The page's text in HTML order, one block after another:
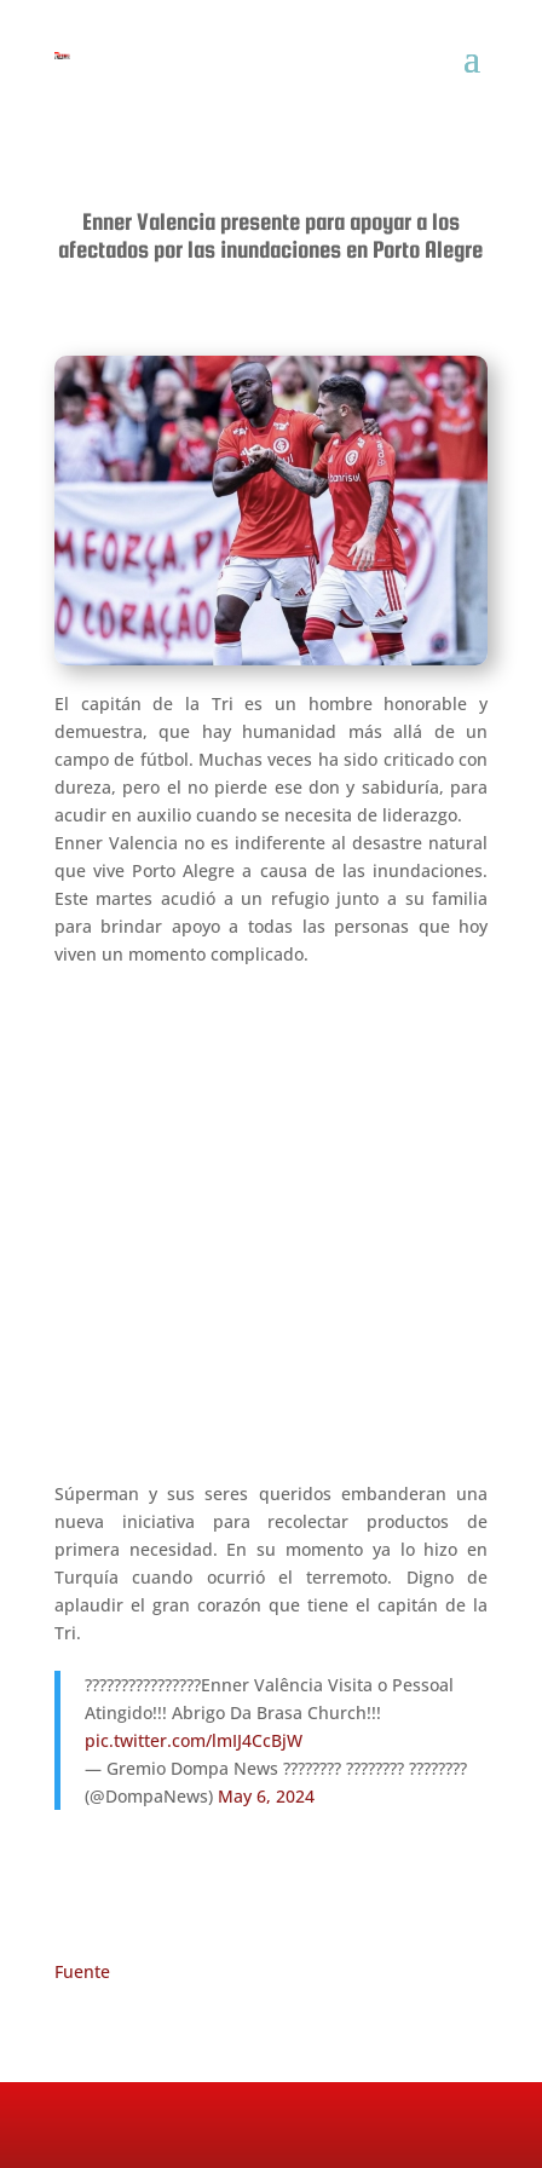
Enner Valencia presente para apoyar a los
afectados por las inundaciones en Porto Alegre
El capitán de la Tri es un hombre honorable y
demuestra, que hay humanidad más allá de un
campo de fútbol. Muchas veces ha sido criticado con
dureza, pero el no pierde ese don y sabiduría, para
acudir en auxilio cuando se necesita de liderazgo.
Enner Valencia no es indiferente al desastre natural
que vive Porto Alegre a causa de las inundaciones.
Este martes acudió a un refugio junto a su familia
para brindar apoyo a todas las personas que hoy
viven un momento complicado.
Súperman y sus seres queridos embanderan una
nueva iniciativa para recolectar productos de
primera necesidad. En su momento ya lo hizo en
Turquía cuando ocurrió el terremoto. Digno de
aplaudir el gran corazón que tiene el capitán de la
Tri.
????????????????Enner Valência Visita o Pessoal
Atingido!!! Abrigo Da Brasa Church!!!
pic.twitter.com/lmIJ4CcBjW
— Gremio Dompa News ???????? ???????? ????????
(@DompaNews) May 6, 2024
Fuente